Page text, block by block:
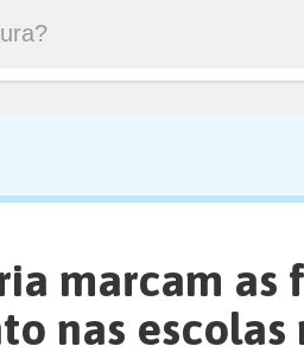
marcam as
nas escolas